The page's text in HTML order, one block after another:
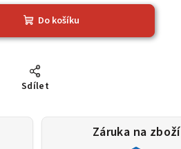
Do košíku
Sdílet
Záruka na zboží